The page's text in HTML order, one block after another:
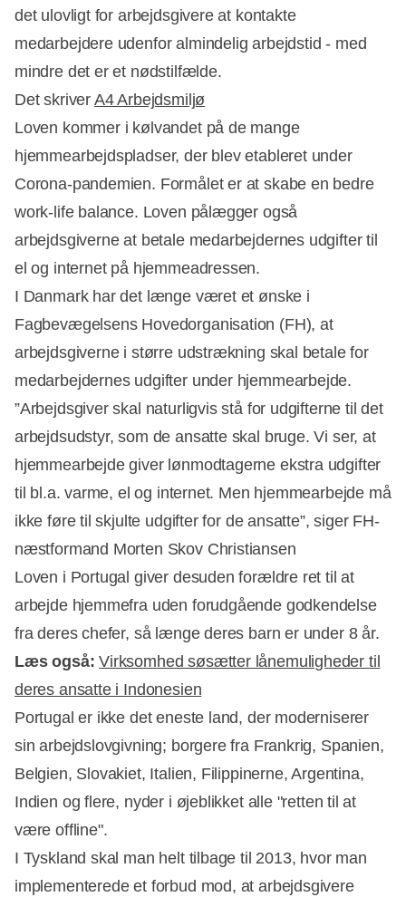
det ulovligt for arbejdsgivere at kontakte
medarbejdere udenfor almindelig arbejdstid - med
mindre det er et nødstilfælde.
Det skriver A4 Arbejdsmiljø
Loven kommer i kølvandet på de mange
hjemmearbejdspladser, der blev etableret under
Corona-pandemien. Formålet er at skabe en bedre
work-life balance. Loven pålægger også
arbejdsgiverne at betale medarbejdernes udgifter til
el og internet på hjemmeadressen.
I Danmark har det længe været et ønske i
Fagbevægelsens Hovedorganisation (FH), at
arbejdsgiverne i større udstrækning skal betale for
medarbejdernes udgifter under hjemmearbejde.
”Arbejdsgiver skal naturligvis stå for udgifterne til det
arbejdsudstyr, som de ansatte skal bruge. Vi ser, at
hjemmearbejde giver lønmodtagerne ekstra udgifter
til bl.a. varme, el og internet. Men hjemmearbejde må
ikke føre til skjulte udgifter for de ansatte”, siger FH-
næstformand Morten Skov Christiansen
Loven i Portugal giver desuden forældre ret til at
arbejde hjemmefra uden forudgående godkendelse
fra deres chefer, så længe deres barn er under 8 år.
Læs også: Virksomhed søsætter lånemuligheder til
deres ansatte i Indonesien
Portugal er ikke det eneste land, der moderniserer
sin arbejdslovgivning; borgere fra Frankrig, Spanien,
Belgien, Slovakiet, Italien, Filippinerne, Argentina,
Indien og flere, nyder i øjeblikket alle "retten til at
være offline".
I Tyskland skal man helt tilbage til 2013, hvor man
implementerede et forbud mod, at arbejdsgivere